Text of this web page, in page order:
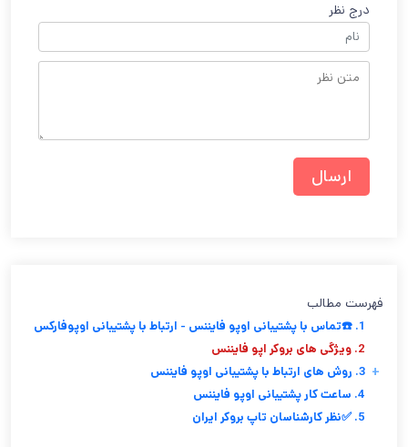
درج نظر
فهرست مطالب
1. ☎️تماس با پشتیبانی اوپو فایننس - ارتباط با پشتیبانی اوپوفارکس
2. ویژگی های بروکر اپو فایننس
3. روش های ارتباط با پشتیبانی اوپو فایننس +
4. ساعت کار پشتیبانی اوپو فایننس
5. ✅نظر کارشناسان تاپ بروکر ایران